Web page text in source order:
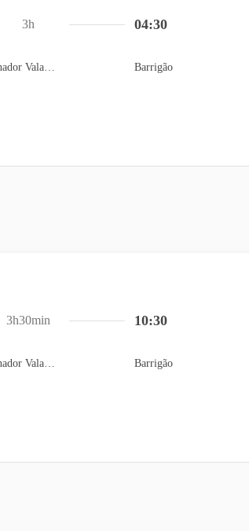
Terminal Rodoviário de Governador Valadares
04:30
Barrigão
3h
Terminal Rodoviário de Governador Valadares
10:30
Barrigão
3h30min